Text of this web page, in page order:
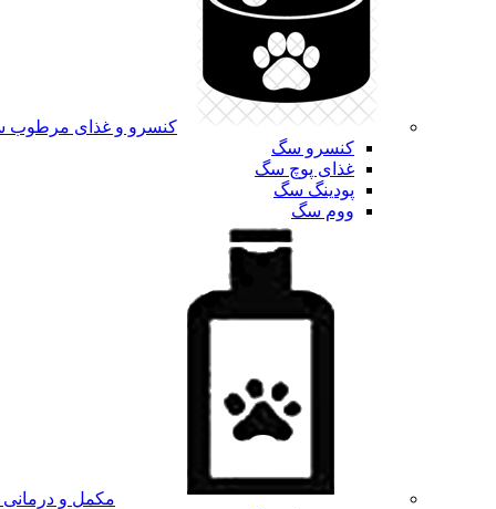
کنسرو و غذای
کنسرو سگ
غذای پوچ سگ
پودینگ سگ
ووم سگ
مکمل و